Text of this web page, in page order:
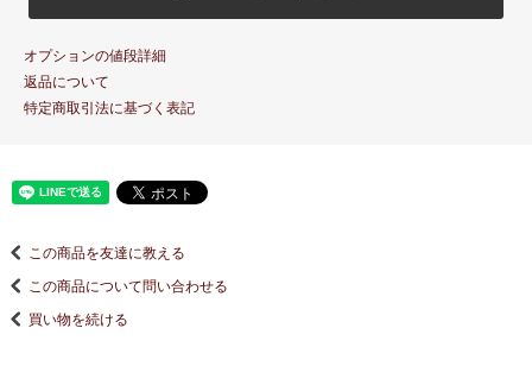
オプションの値段詳細
返品について
特定商取引法に基づく表記
この商品を友達に教える
この商品について問い合わせる
買い物を続ける